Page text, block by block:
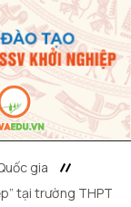
gia
tại trường THPT